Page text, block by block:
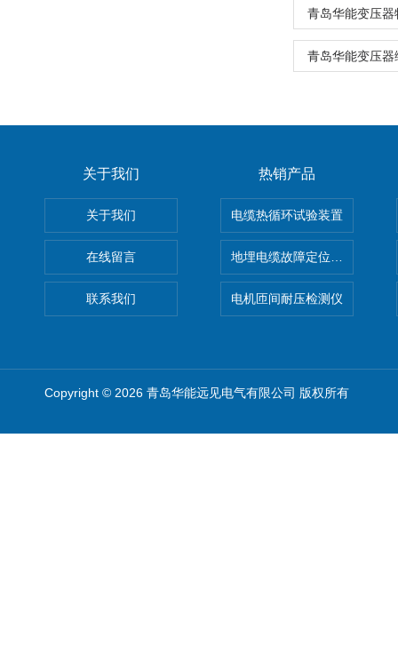
青岛华能变压
青岛华能变压
关于我们
关于我们
在线留言
联系我们
热销产品
电缆热循环试验装置
地埋电缆故障定位仪 地下电
电机匝间耐压检测仪
Copyright © 2026 青岛华能远见电气有限公司 版权所有